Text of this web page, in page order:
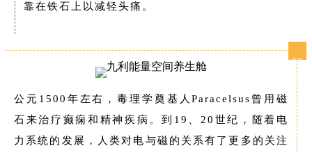
靠在铁石上以减轻头痛。
02
公元1500年左右，毒理学奠基人Paracelsus曾用磁
石来治疗癫痫和精神疾病。到19、20世纪，随着电
力系统的发展，人类对电与磁的关系有了更多的关注